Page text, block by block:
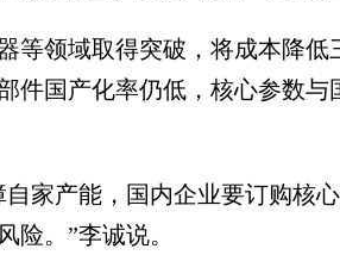
领域取得突破，将成本降低
件国产化率仍低，核心参数与
产能，国内企业要订购核
险。”李诚说。